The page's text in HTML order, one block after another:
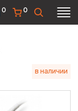
0
0
в наличии